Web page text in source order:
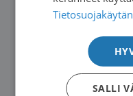
HELSINGIN
lääkehoidon
Tieteellisen SALLI